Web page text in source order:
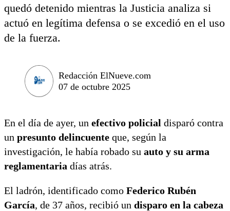
quedó detenido mientras la Justicia analiza si
actuó en legítima defensa o se excedió en el uso
de la fuerza.
Redacción ElNueve.com
07 de octubre 2025
En el día de ayer, un efectivo policial disparó contra
un presunto delincuente que, según la
investigación, le había robado su auto y su arma
reglamentaria días atrás.
El ladrón, identificado como Federico Rubén
García, de 37 años, recibió un disparo en la cabeza